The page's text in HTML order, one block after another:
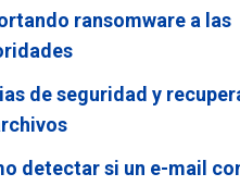
ransomware a las
de seguridad y
detectar si un e-mail